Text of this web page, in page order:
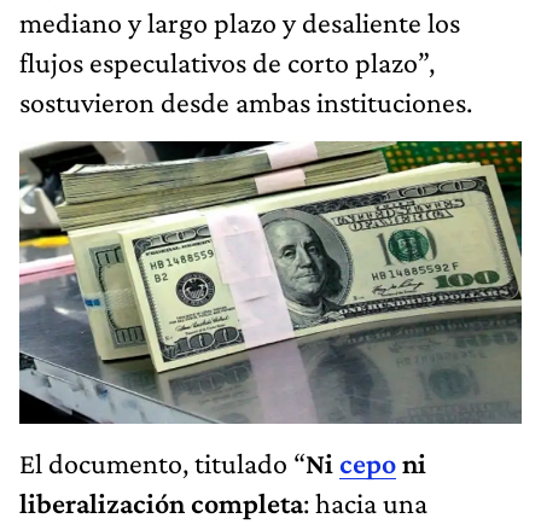
mediano y largo plazo y desaliente los
flujos especulativos de corto plazo”,
sostuvieron desde ambas instituciones.
El documento, titulado “Ni ceponi
liberalización completa: hacia una